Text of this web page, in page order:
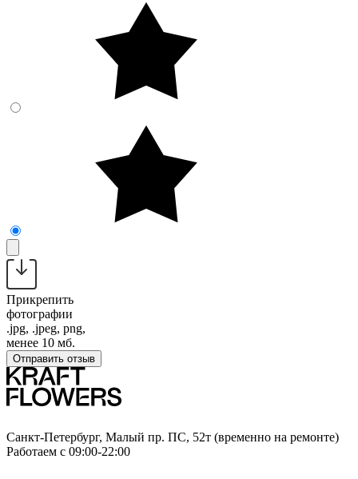
Прикрепить
фотографии
.jpg, .jpeg, png,
менее 10 мб.
Отправить отзыв
Санкт-Петербург, Малый пр. ПС, 52т (временно на ремонте)
Работаем с 09:00-22:00